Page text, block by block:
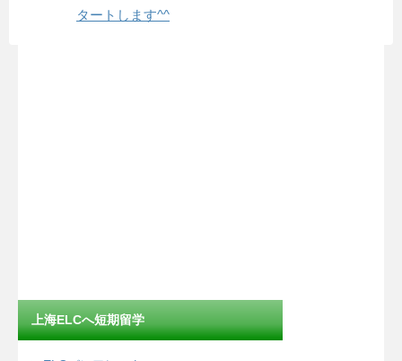
タートします^^
上海ELCへ短期留学